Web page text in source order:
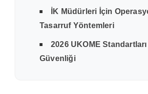
İK Müdürleri İçin
Tasarruf Yöntemleri
2026 UKOME
Güvenliği